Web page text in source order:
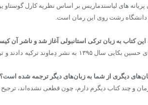
پریانه های لیاسندماریس بر اساس نظریه کارل
دانشگاه رشت روی این رمان است.
این کتاب به زبان ترکی استانبولی آغاز شد و ناشر آن
دیگری از شما به زبان‌های دیگر ترجمه شده است؟
و چند کتاب دیگرم دارم، چون قطعی نشده‌اند،